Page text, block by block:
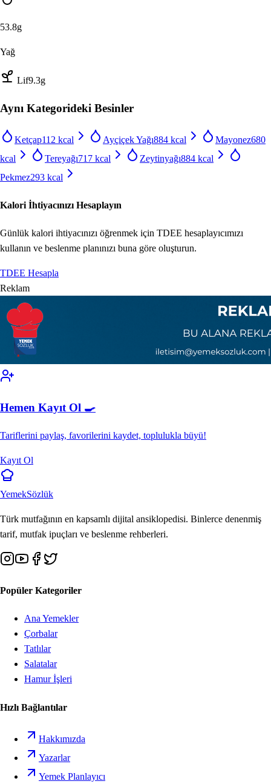
53.8g
Yağ
Lif9.3g
Aynı Kategorideki Besinler
Ketçap112 kcal Ayçiçek Yağı884 kcal Mayonez680
kcal
Tereyağı717 kcal Zeytinyağı884 kcal
Pekmez293 kcal
Kalori İhtiyacınızı Hesaplayın
Günlük kalori ihtiyacınızı öğrenmek için TDEE hesaplayıcımızı
kullanın ve beslenme planınızı buna göre oluşturun.
TDEE Hesapla
Reklam
Hemen Kayıt Ol 🍳
Tariflerini paylaş, favorilerini kaydet, toplulukla büyü!
Kayıt Ol
YemekSözlük
Türk mutfağının en kapsamlı dijital ansiklopedisi. Binlerce denenmiş
tarif, mutfak ipuçları ve beslenme rehberleri.
Popüler Kategoriler
Ana Yemekler
Çorbalar
Tatlılar
Salatalar
Hamur İşleri
Hızlı Bağlantılar
Hakkımızda
Yazarlar
Yemek Planlayıcı